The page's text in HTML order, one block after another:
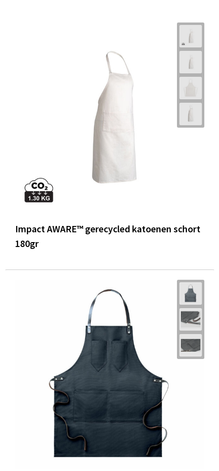
Impact AWARE™ gerecycled katoenen schort
180gr